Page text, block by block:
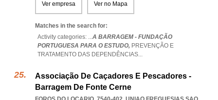
Ver empresa Ver no Mapa
Matches in the search for:
Activity categories: ...A BARRAGEM - FUNDAÇÃO
PORTUGUESA PARA O ESTUDO, PREVENÇÃO E
TRATAMENTO DAS DEPENDÊNCIAS...
Associação De Caçadores E Pescadores -
Barragem De Fonte Cerne